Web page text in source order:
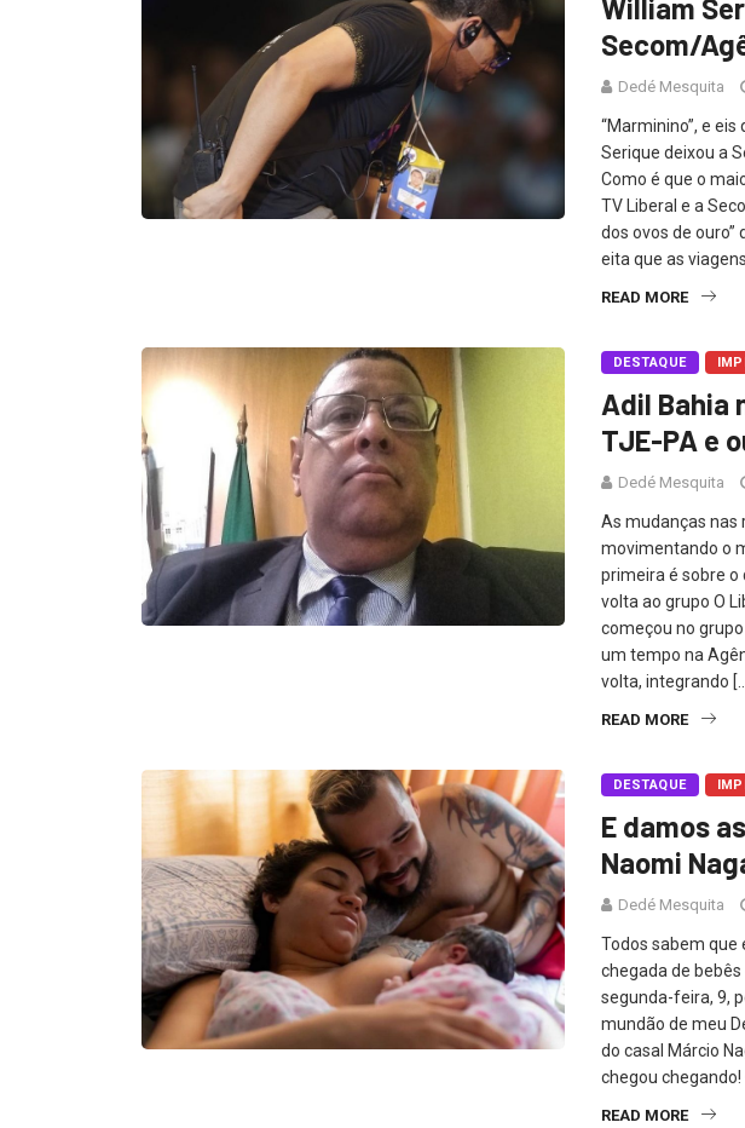
William
Secom/
Dedé Mesquita
“Marminino”, e
Serique deixou a
Como é que o
TV Liberal e a
dos ovos de ouro”
eita que as
READ MORE
DESTAQUE
Adil Bahia
TJE-PA e
Dedé Mesquita
As mudanças nas
movimentando o
primeira é sobre o
volta ao grupo O
começou no
um tempo na
volta, integrando […]
READ MORE
DESTAQUE
E damos
Naomi
Dedé Mesquita
Todos sabem
chegada de
segunda-feira, 9,
mundão de meu
do casal Márcio
chegou chegando!
READ MORE